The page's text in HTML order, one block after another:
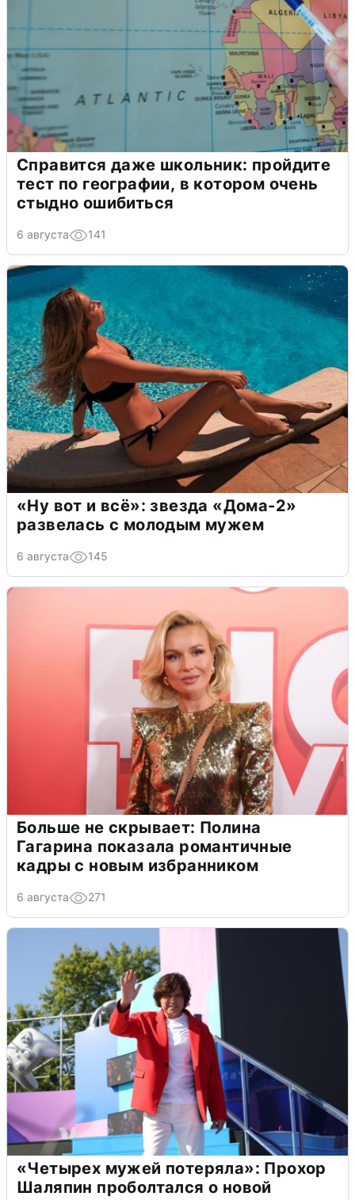
Справится даже школьник: пройдите
тест по географии, в котором очень
стыдно ошибиться
6 августа 141
«Ну вот и всё»: звезда «Дома-2»
развелась с молодым мужем
6 августа 145
Больше не скрывает: Полина
Гагарина показала романтичные
кадры с новым избранником
6 августа 271
«Четырех мужей потеряла»: Прохор
Шаляпин проболтался о новой